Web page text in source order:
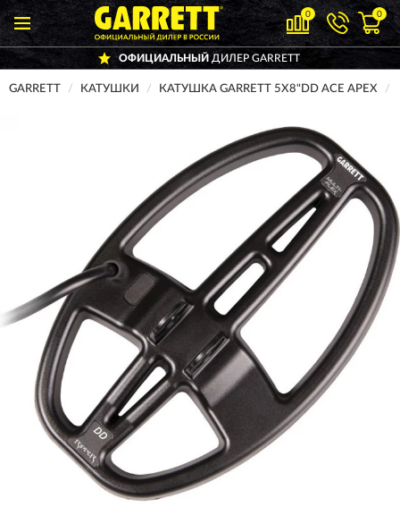
0 0
ОФИЦИАЛЬНЫЙДИЛЕР GARRETT
GARRETT КАТУШКИ КАТУШКА GARRETT 5Х8"DD ACE APEX